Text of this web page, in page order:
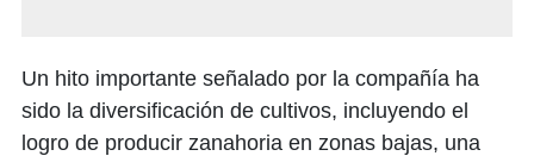
Un hito importante señalado por la compañía ha
sido la diversificación de cultivos, incluyendo el
logro de producir zanahoria en zonas bajas, una